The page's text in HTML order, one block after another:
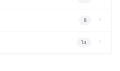
9
14